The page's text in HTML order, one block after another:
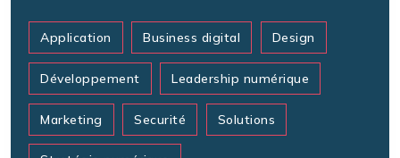
Application Business digital Design
Développement Leadership numérique
Marketing Securité Solutions